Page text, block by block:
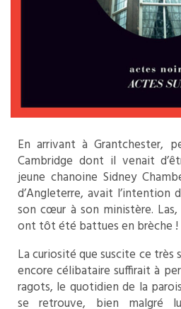
En arrivant à Grantchester,
Cambridge dont il venait
jeune chanoine Sidney
d’Angleterre, avait l’intention
son cœur à son ministère.
ont tôt été battues en brèche !
La curiosité que suscite ce très
encore célibataire suffirait à
ragots, le quotidien de la
se retrouve, bien malgré